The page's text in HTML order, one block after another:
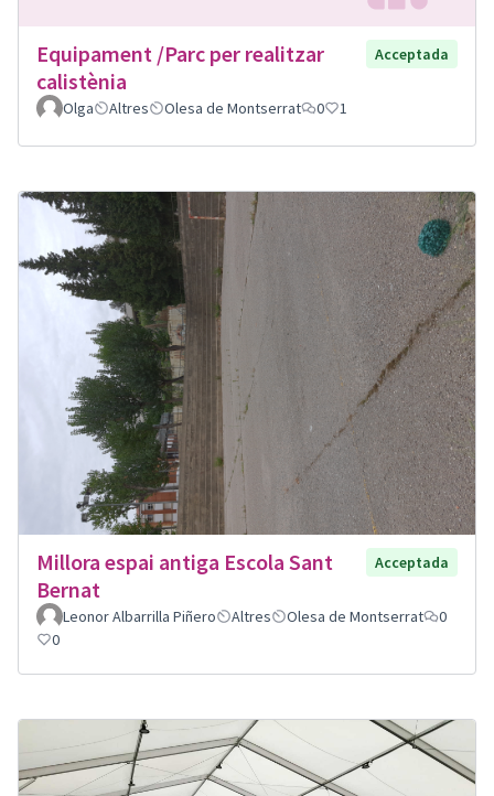
Equipament /Parc per realitzar
calistènia
Acceptada
Olga Altres Olesa de Montserrat 0 1
Millora espai antiga Escola Sant
Bernat
Acceptada
Leonor Albarrilla Piñero Altres Olesa de Montserrat
0
0